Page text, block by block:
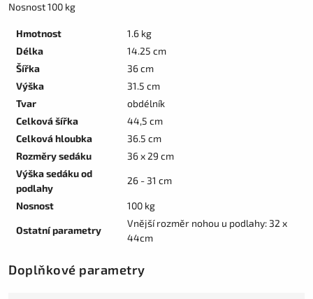
Nosnost 100 kg
Hmotnost
1.6 kg
Délka
14.25 cm
Šířka
36 cm
Výška
31.5 cm
Tvar
obdélník
Celková šířka
44,5 cm
Celková hloubka
36.5 cm
Rozměry sedáku
36 x 29 cm
Výška sedáku od
podlahy
26 - 31 cm
Nosnost 100 kg
Ostatní parametry
Vnější rozměr nohou u podlahy: 32 x
44cm
Doplňkové parametry